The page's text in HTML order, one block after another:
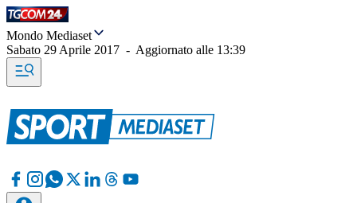
Mondo Mediaset
Sabato 29 Aprile 2017 - Aggiornato alle 13:39